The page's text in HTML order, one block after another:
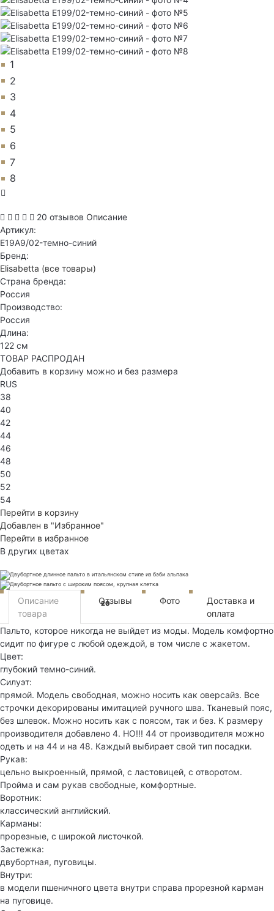
1
2
3
4
5
6
7
8
20 отзывов Описание
Артикул:
E19A9/02-темно-синий
Бренд:
Elisabetta (все товары)
Страна бренда:
Россия
Производство:
Россия
Длина:
122 см
ТОВАР РАСПРОДАН
Добавить в корзину можно и без размера
RUS
38
40
42
44
46
48
50
52
54
Перейти в корзину
Добавлен в "Избранное"
Перейти в избранное
В других цветах
Описание
товара
Отзывы
20 Фото
Доставка и
оплата
Пальто, которое никогда не выйдет из моды. Модель комфортно
сидит по фигуре с любой одеждой, в том числе с жакетом.
Цвет:
глубокий темно-синий.
Силуэт:
прямой. Модель свободная, можно носить как оверсайз. Все
строчки декорированы имитацией ручного шва. Тканевый пояс,
без шлевок. Можно носить как с поясом, так и без. К размеру
производителя добавлено 4. НО!!! 44 от производителя можно
одеть и на 44 и на 48. Каждый выбирает свой тип посадки.
Рукав:
цельно выкроенный, прямой, с ластовицей, с отворотом.
Пройма и сам рукав свободные, комфортные.
Воротник:
классический английский.
Карманы:
прорезные, с широкой листочкой.
Застежка:
двубортная, пуговицы.
Внутри:
в модели пшеничного цвета внутри справа прорезной карман
на пуговице.